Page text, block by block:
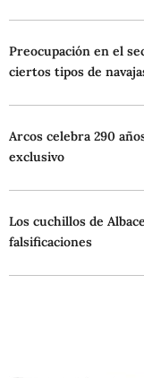
Preocupación en el
ciertos tipos de
Arcos celebra 290
exclusivo
Los cuchillos de
falsificaciones